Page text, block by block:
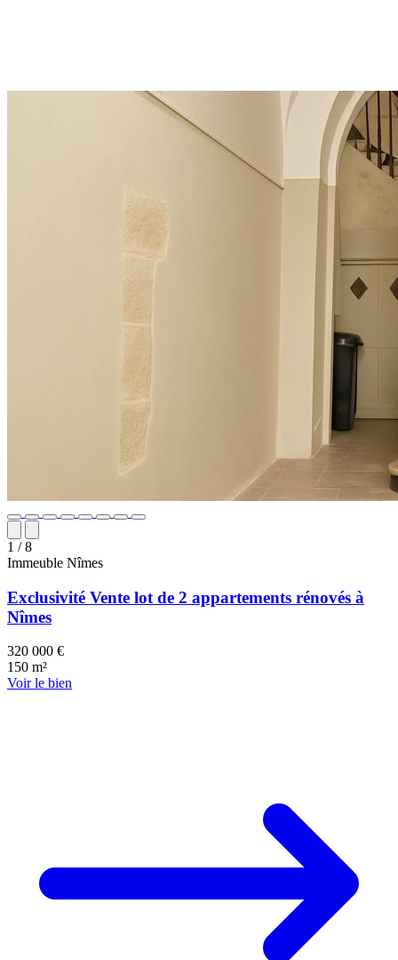
1 / 8
Immeuble Nîmes
Exclusivité Vente lot de 2 appartements rénovés à
Nîmes
320 000 €
150 m²
Voir le bien